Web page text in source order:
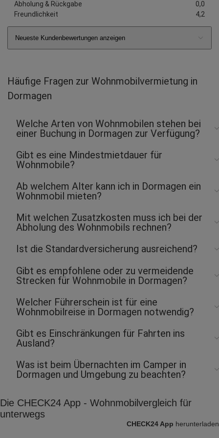
Abholort: Dormagen
Jan Peter J.
Christiane B.
abgegeben am 20.10.2025
Vermieter: Roadsurfer
abgegeben am 20.10.2025
Abholort: Dormagen
Burkhard L.
Abholort: Dormagen
Vermieter: Roadsurfer
Marcellus S.
Abholort: Dormagen
Vermieter: Roadsurfer
Abholung & Rückgabe
0,0
Freundlichkeit
4,2
Neueste Kundenbewertungen anzeigen
Häufige Fragen zur Wohnmobilvermietung in
Dormagen
Welche Arten von Wohnmobilen stehen bei
einer Buchung in Dormagen zur Verfügung?
Gibt es eine Mindestmietdauer für
Wohnmobile?
Ab welchem Alter kann ich in Dormagen ein
Wohnmobil mieten?
Mit welchen Zusatzkosten muss ich bei der
Abholung des Wohnmobils rechnen?
Ist die Standardversicherung ausreichend?
Gibt es empfohlene oder zu vermeidende
Strecken für Wohnmobile in Dormagen?
Welcher Führerschein ist für eine
Wohnmobilreise in Dormagen notwendig?
Gibt es Einschränkungen für Fahrten ins
Ausland?
Was ist beim Übernachten im Camper in
Dormagen und Umgebung zu beachten?
Die CHECK24 App - Wohnmobilvergleich für
unterwegs
CHECK24 App herunterladen